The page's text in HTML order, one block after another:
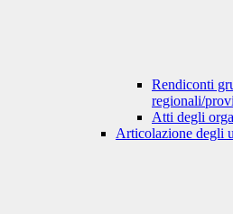
Rendiconti
regionali/
Atti degli
Articolazione degli